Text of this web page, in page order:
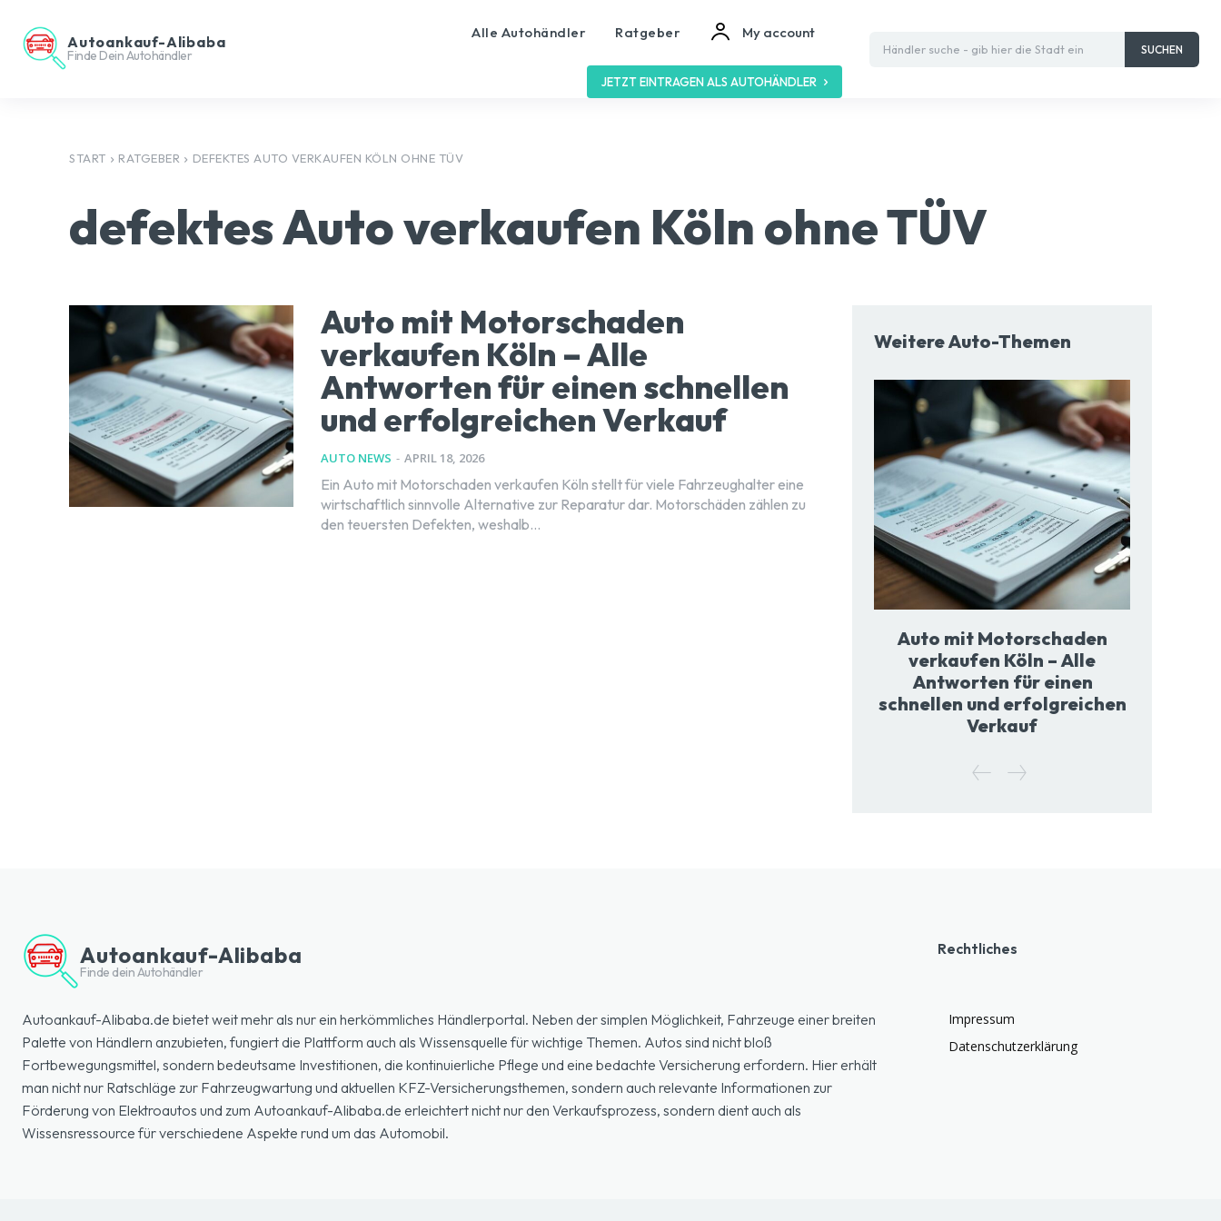
Autoankauf-Alibaba
Finde Dein Autohändler
Alle Autohändler Ratgeber My account
JETZT EINTRAGEN ALS AUTOHÄNDLER
Händler suche - gib hier die Stadt ein SUCHEN
START RATGEBER DEFEKTES AUTO VERKAUFEN KÖLN OHNE TÜV
defektes Auto verkaufen Köln ohne TÜV
Auto mit Motorschaden
verkaufen Köln – Alle
Antworten für einen schnellen
und erfolgreichen Verkauf
AUTO NEWS - APRIL 18, 2026
Ein Auto mit Motorschaden verkaufen Köln stellt für viele Fahrzeughalter eine
wirtschaftlich sinnvolle Alternative zur Reparatur dar. Motorschäden zählen zu
den teuersten Defekten, weshalb...
Weitere Auto-Themen
Auto mit Motorschaden
verkaufen Köln – Alle
Antworten für einen
schnellen und erfolgreichen
Verkauf
Autoankauf-Alibaba
Finde dein Autohändler
Autoankauf-Alibaba.de bietet weit mehr als nur ein herkömmliches Händlerportal. Neben der simplen Möglichkeit, Fahrzeuge einer breiten
Palette von Händlern anzubieten, fungiert die Plattform auch als Wissensquelle für wichtige Themen. Autos sind nicht bloß
Fortbewegungsmittel, sondern bedeutsame Investitionen, die kontinuierliche Pflege und eine bedachte Versicherung erfordern. Hier erhält
man nicht nur Ratschläge zur Fahrzeugwartung und aktuellen KFZ-Versicherungsthemen, sondern auch relevante Informationen zur
Förderung von Elektroautos und zum Autoankauf-Alibaba.de erleichtert nicht nur den Verkaufsprozess, sondern dient auch als
Wissensressource für verschiedene Aspekte rund um das Automobil.
Rechtliches
Impressum
Datenschutzerklärung